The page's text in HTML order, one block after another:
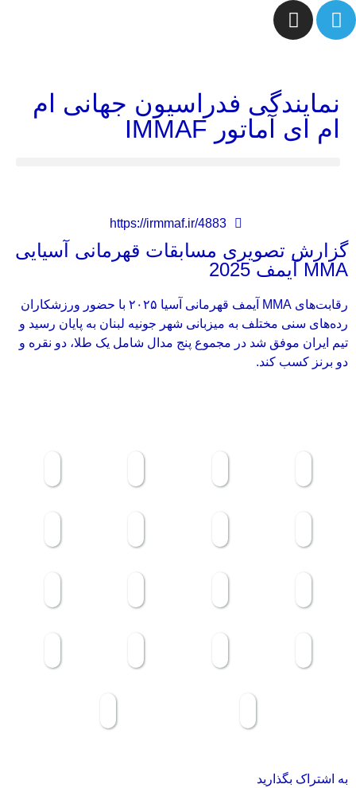
نمایندگی فدراسیون جهانی ام
ام ای آماتور IMMAF
https://irmmaf.ir/4883
گزارش تصویری مسابقات قهرمانی آسیایی
MMA آیمف 2025
رقابت‌های MMA آیمف قهرمانی آسیا ۲۰۲۵ با حضور ورزشکاران
رده‌های سنی مختلف به میزبانی شهر جونیه لبنان به پایان رسید و
تیم ایران موفق شد در مجموع پنج مدال شامل یک طلا، دو نقره و
دو برنز کسب کند.
به اشتراک بگذارید